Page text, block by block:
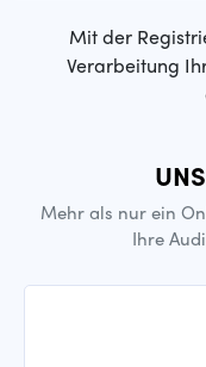
Mit der
Verarbeitung
Mehr als nur ein
Ihre